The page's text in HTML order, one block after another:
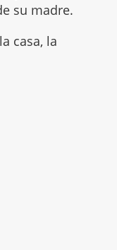
su madre.
casa, la